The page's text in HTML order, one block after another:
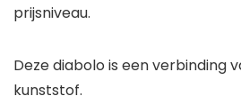
prijsniveau.
Deze diabolo is een verbinding
kunststof.